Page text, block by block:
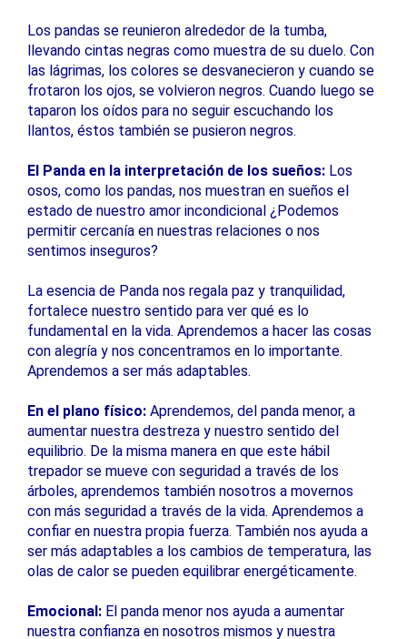
Los pandas se reunieron alrededor de la tumba,
llevando cintas negras como muestra de su duelo. Con
las lágrimas, los colores se desvanecieron y cuando se
frotaron los ojos, se volvieron negros. Cuando luego se
taparon los oídos para no seguir escuchando los
llantos, éstos también se pusieron negros.
El Panda en la interpretación de los sueños: Los
osos, como los pandas, nos muestran en sueños el
estado de nuestro amor incondicional ¿Podemos
permitir cercanía en nuestras relaciones o nos
sentimos inseguros?
La esencia de Panda nos regala paz y tranquilidad,
fortalece nuestro sentido para ver qué es lo
fundamental en la vida. Aprendemos a hacer las cosas
con alegría y nos concentramos en lo importante.
Aprendemos a ser más adaptables.
En el plano físico: Aprendemos, del panda menor, a
aumentar nuestra destreza y nuestro sentido del
equilibrio. De la misma manera en que este hábil
trepador se mueve con seguridad a través de los
árboles, aprendemos también nosotros a movernos
con más seguridad a través de la vida. Aprendemos a
confiar en nuestra propia fuerza. También nos ayuda a
ser más adaptables a los cambios de temperatura, las
olas de calor se pueden equilibrar energéticamente.
Emocional: El panda menor nos ayuda a aumentar
nuestra confianza en nosotros mismos y nuestra